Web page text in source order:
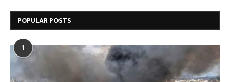
POPULAR POSTS
1